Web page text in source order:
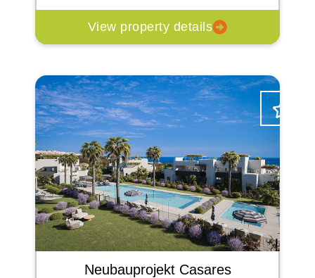
View property details
Neubauprojekt Casares